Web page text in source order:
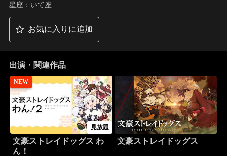
星座：いて座
お気に入りに追加
出演・関連作品
NEW
見放題
文豪ストレイドッグス わ
ん！
文豪ストレイドッグス